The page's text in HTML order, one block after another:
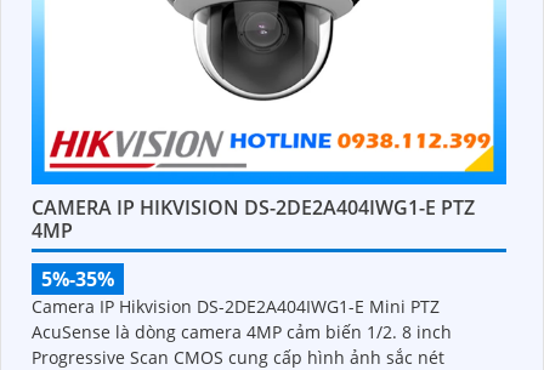
CAMERA IP HIKVISION DS-2DE2A404IWG1-E PTZ
4MP
5%-35%
Camera IP Hikvision DS-2DE2A404IWG1-E Mini PTZ
AcuSense là dòng camera 4MP cảm biến 1/2. 8 inch
Progressive Scan CMOS cung cấp hình ảnh sắc nét